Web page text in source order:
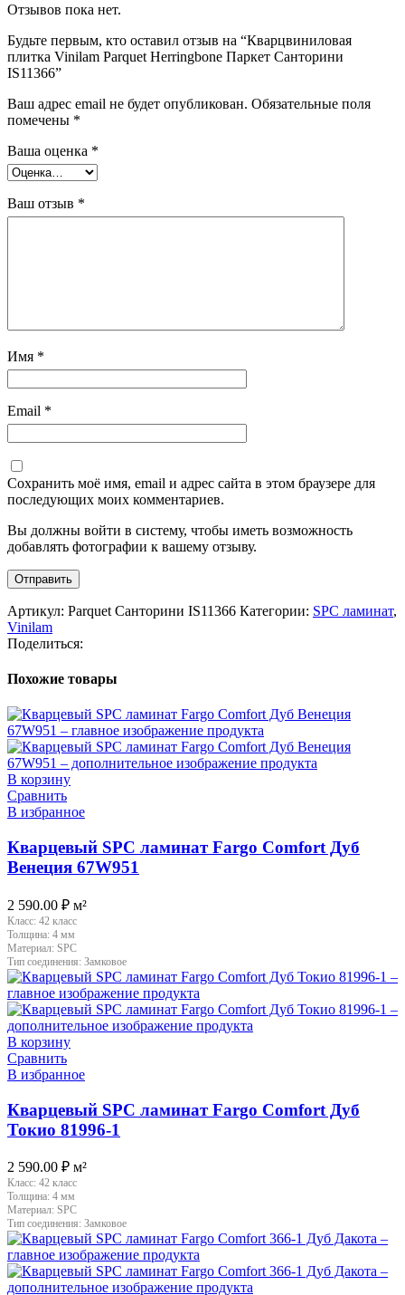
Отзывов пока нет.
Будьте первым, кто оставил отзыв на “Кварцвиниловая
плитка Vinilam Parquet Herringbone Паркет Санторини
IS11366”
Ваш адрес email не будет опубликован. Обязательные поля
помечены *
Ваша оценка *
Ваш отзыв *
Имя *
Email *
Сохранить моё имя, email и адрес сайта в этом браузере для
последующих моих комментариев.
Вы должны войти в систему, чтобы иметь возможность
добавлять фотографии к вашему отзыву.
Артикул: Parquet Санторини IS11366 Категории: SPC ламинат,
Vinilam
Поделиться:
Похожие товары
В корзину
Сравнить
В избранное
Кварцевый SPC ламинат Fargo Comfort Дуб
Венеция 67W951
2 590.00 ₽ м²
Класс: 42 класс
Толщина: 4 мм
Материал: SPC
Тип соединения: Замковое
В корзину
Сравнить
В избранное
Кварцевый SPC ламинат Fargo Comfort Дуб
Токио 81996-1
2 590.00 ₽ м²
Класс: 42 класс
Толщина: 4 мм
Материал: SPC
Тип соединения: Замковое